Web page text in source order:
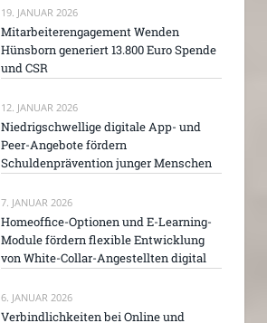
19. JANUAR 2026
Mitarbeiterengagement Wenden
Hünsborn generiert 13.800 Euro Spende
und CSR
12. JANUAR 2026
Niedrigschwellige digitale App- und
Peer-Angebote fördern
Schuldenprävention junger Menschen
7. JANUAR 2026
Homeoffice-Optionen und E-Learning-
Module fördern flexible Entwicklung
von White-Collar-Angestellten digital
6. JANUAR 2026
Verbindlichkeiten bei Online und